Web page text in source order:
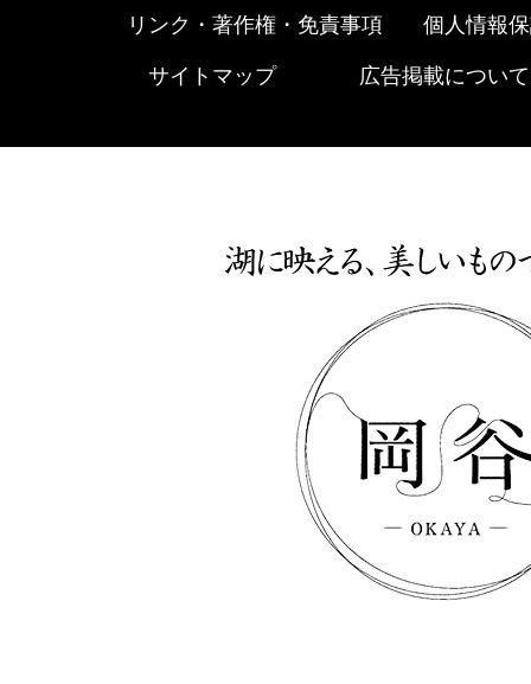
リンク・著作権・免責事項 個人情報
サイトマップ 広告掲載について